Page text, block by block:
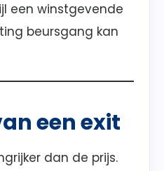
een winstgevende
beursgang kan
een exit
dan de prijs.